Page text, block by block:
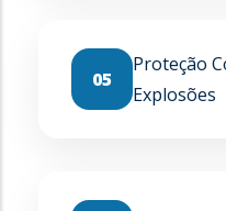
05
Proteção
Explosões